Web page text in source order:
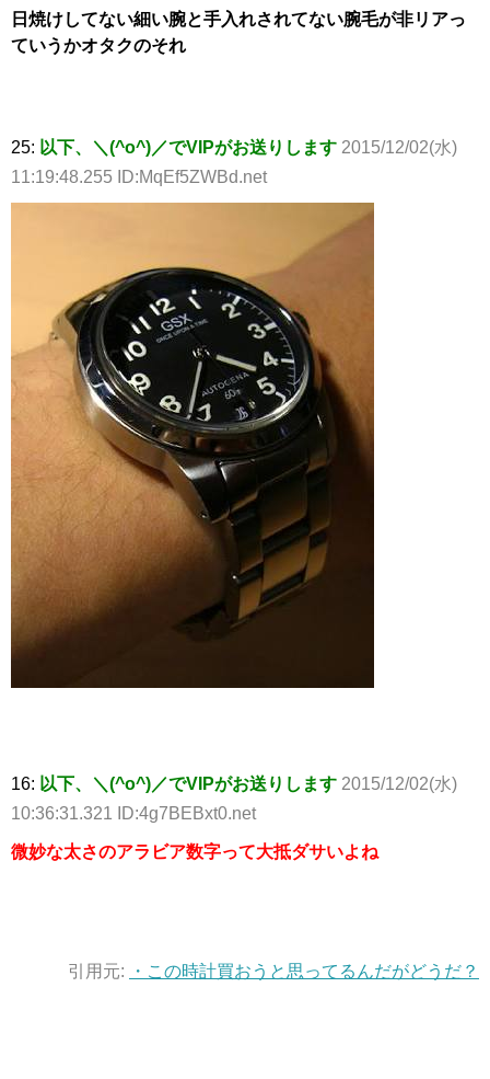
日焼けしてない細い腕と手入れされてない腕毛が非リアっ
ていうかオタクのそれ
25: 以下、＼(^o^)／でVIPがお送りします 2015/12/02(水)
11:19:48.255 ID:MqEf5ZWBd.net
16: 以下、＼(^o^)／でVIPがお送りします 2015/12/02(水)
10:36:31.321 ID:4g7BEBxt0.net
微妙な太さのアラビア数字って大抵ダサいよね
引用元: ・この時計買おうと思ってるんだがどうだ？